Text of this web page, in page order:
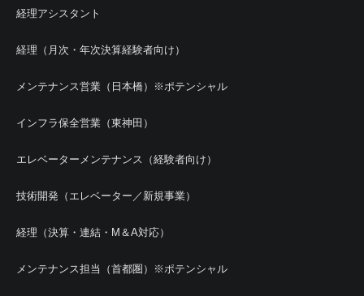
経理アシスタント
経理（月次・年次決算経験者向け）
メンテナンス営業（日本橋）※ポテンシャル
インフラ保全営業（東神田）
エレベーターメンテナンス（経験者向け）
技術開発（エレベーター／新規事業）
経理（決算・連結・M＆A対応）
メンテナンス担当（首都圏）※ポテンシャル